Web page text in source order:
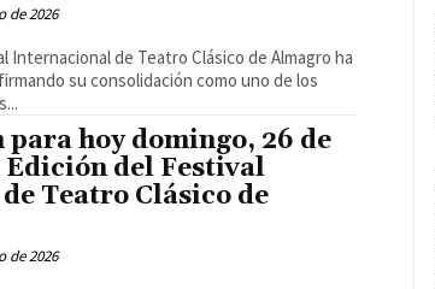
de 2026
Internacional de Teatro Clásico de Almagro ha
su consolidación como uno de los
hoy domingo, 26 de
del Festival
Teatro Clásico de
de 2026